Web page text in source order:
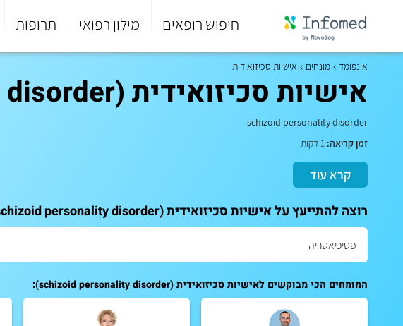
חיפוש רופאים מילון רפואי תרופות
סוף
התפריט
אינפומד מונחים אישיות סכיזואידית
אישיות סכיזואידית (schizoid personality disorder)
schizoid personality disorder
זמן קריאה:
קרא עוד
רוצה להתייעץ על אישיות סכיזואידית (schizoid personality disorder)? לתאום ייעוץ אישי עם המומחים שלנו:
המומחים הכי מבוקשים לאישיות סכיזואידית (schizoid personality disorder):